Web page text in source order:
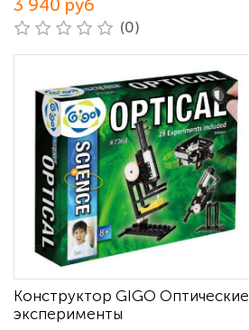
3 940 руб
(0)
Конструктор GIGO Оптические
эксперименты